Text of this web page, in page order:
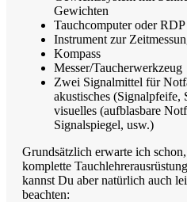
Gewichten
Tauchcomputer oder
Instrument zur
Kompass
Messer/Taucherwerkzeug
Zwei Signalmittel für
akustisches (Signalpfeife,
visuelles (aufblasbare
Signalspiegel, usw.)
Grundsätzlich erwarte ich
komplette
kannst Du aber natürlich auch
beachten: